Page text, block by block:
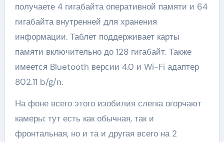
получаете 4 гигабайта оперативной памяти и 64
гигабайта внутренней для хранения
информации. Таблет поддерживает карты
памяти включительно до 128 гигабайт. Также
имеется Bluetooth версии 4.0 и Wi-Fi адаптер
802.11 b/g/n.
На фоне всего этого изобилия слегка огорчают
камеры: тут есть как обычная, так и
фронтальная, но и та и другая всего на 2